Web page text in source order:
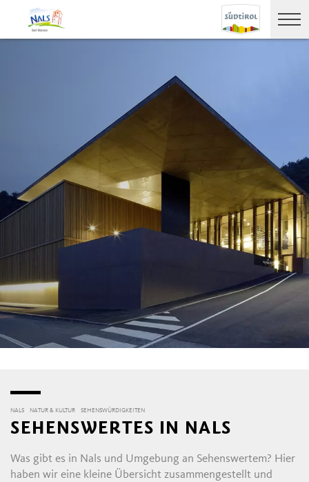
NALS NATUR & KULTUR SEHENSWÜRDIGKEITEN
SEHENSWERTES IN NALS
Was gibt es in Nals und Umgebung an Sehenswertem? Hier
haben wir eine kleine Übersicht zusammengestellt und